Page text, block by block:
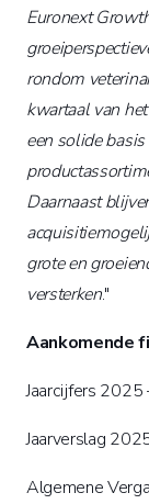
Euronext
rondom
kwartaal van
een solide
Daarnaast
grote en
versterken."
Aankomende
Jaarcijfers
Jaarverslag
Algemene